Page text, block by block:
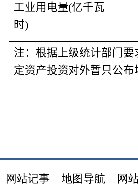
工业用电量(亿千瓦
时)
注：根据上级统计部门
定资产投资对外暂只公布
网站记事 地图导航 网